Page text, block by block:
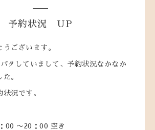
予約状況 UP
ございます。
タしていまして、予約状況なかなか
。
況です。
00 〜20：00 空き